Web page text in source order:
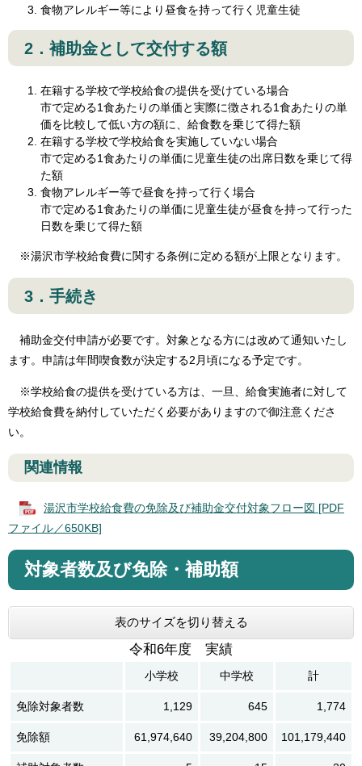
食物アレルギー等により昼食を持って行く児童生徒
2．補助金として交付する額
在籍する学校で学校給食の提供を受けている場合
市で定める1食あたりの単価と実際に徴される1食あたりの単
価を比較して低い方の額に、給食数を乗じて得た額
在籍する学校で学校給食を実施していない場合
市で定める1食あたりの単価に児童生徒の出席日数を乗じて得
た額
食物アレルギー等で昼食を持って行く場合
市で定める1食あたりの単価に児童生徒が昼食を持って行った
日数を乗じて得た額
※湯沢市学校給食費に関する条例に定める額が上限となります。
3．手続き
補助金交付申請が必要です。対象となる方には改めて通知いたし
ます。申請は年間喫食数が決定する2月頃になる予定です。
※学校給食の提供を受けている方は、一旦、給食実施者に対して
学校給食費を納付していただく必要がありますので御注意くださ
い。
関連情報
湯沢市学校給食費の免除及び補助金交付対象フロー図 [PDF
ファイル／650KB]
対象者数及び免除・補助額
表のサイズを切り替える
令和6年度 実績
小学校 中学校 計
免除対象者数 1,129 645 1,774
免除額 61,974,640 39,204,800 101,179,440